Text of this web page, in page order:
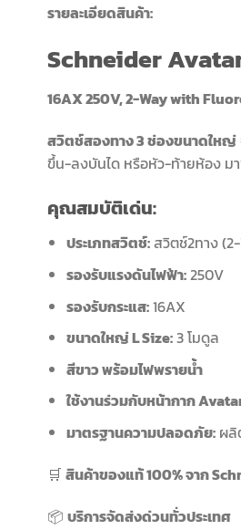
รายละเอียดสินค้า:
Schneider
16AX 250V, 2-Way with
สวิตช์สองทาง 3 ช่องขนาดใหญ่
ขึ้น-ลงบันได หรือหัว-ท้ายห้อง ม
คุณสมบัติเด่น:
ประเภทสวิตช์:สวิตช์2ทาง
รองรับแรงดันไฟฟ้า:250V
รองรับกระแส:16AX
ขนาดใหญ่ L Size:3 โมดูล
สีขาว พร้อมไฟพรายน้ำ
ใช้งานร่วมกับหน้ากาก
มาตรฐานความปลอดภัย:ผลิ
🛒 สินค้าของแท้ 100% จาก
📦 บริการจัดส่งด่วนทั่วประเทศ